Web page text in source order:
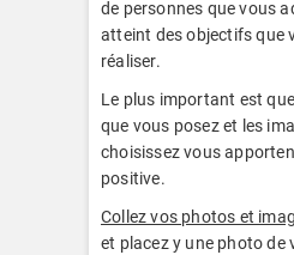
de personnes que vous
atteint des objectifs que
réaliser.
Le plus important est
que vous posez et les
choisissez vous
positive.
Collez vos photos et
et placez y une photo de